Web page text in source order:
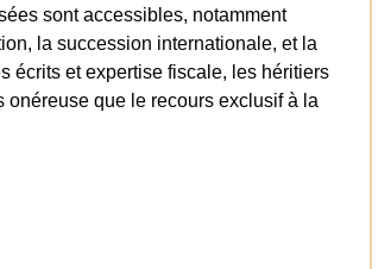
sont accessibles, notamment
la succession internationale, et la
écrits et expertise fiscale, les héritiers
que le recours exclusif à la